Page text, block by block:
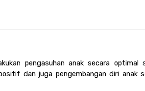
pengasuhan anak secara optimal
dan juga pengembangan diri anak